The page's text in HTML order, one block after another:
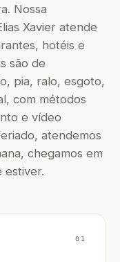
Nossa
Xavier atende
hotéis e
são de
pia, ralo, esgoto,
com métodos
e vídeo
atendemos
chegamos em
estiver.
01